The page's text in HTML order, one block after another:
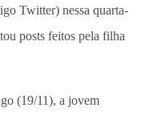
Twitter) nessa quarta-
posts feitos pela filha
(19/11), a jovem